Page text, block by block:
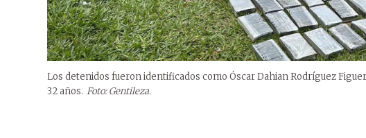
Los detenidos fueron identificados como Óscar Dahian Rodríguez
32 años. Foto: Gentileza.